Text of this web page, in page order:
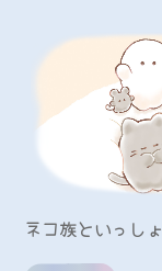
ネコ族といっしょ